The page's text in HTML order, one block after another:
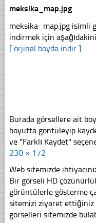
meksika_map.jpg
meksika_map.jpg isimli
indirmek için aşağıdakini
[ orjinal boyda indir ]
Burada görsellere ait
boyutta göntüleyip
ve "Farklı Kaydet"
230 × 172
Web sitemizde
Bir görseli HD
görüntülerle gösterme
sitemizi ziyaret ettiğiniz
görselleri sitemizde